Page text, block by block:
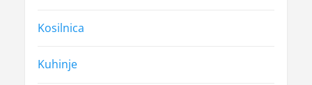
Kosilnica
Kuhinje